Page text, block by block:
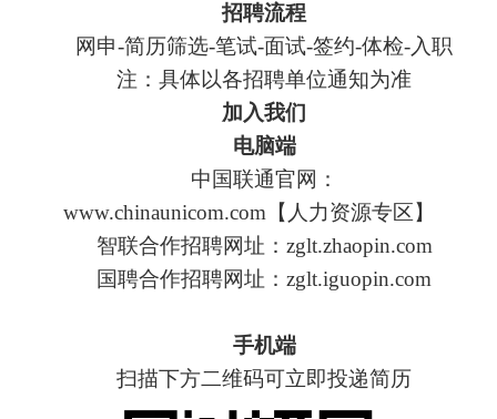
招聘流程
网申-简历筛选-笔试-面试-签约-体检-入职
注：具体以各招聘单位通知为准
加入我们
电脑端
中国联通官网：
www.chinaunicom.com【人力资源专区】
智联合作招聘网址： zglt.zhaopin.com
国聘合作招聘网址： zglt.iguopin.com
手机端
扫描下方二维码可立即投递简历